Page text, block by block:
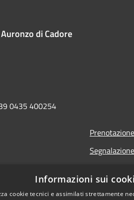
di Cadore
0435 400254
Richiesta
Informazioni sui
cookie tecnici e assimilati strettamente